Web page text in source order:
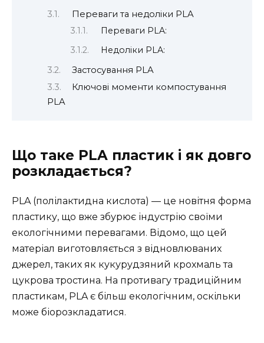
Переваги та недоліки PLA
Переваги PLA:
Недоліки PLA:
Застосування PLA
Ключові моменти компостування
PLA
Що таке PLA пластик і як довго
розкладається?
PLA (полілактидна кислота) — це новітня форма
пластику, що вже збурює індустрію своїми
екологічними перевагами. Відомо, що цей
матеріал виготовляється з відновлюваних
джерел, таких як кукурудзяний крохмаль та
цукрова тростина. На противагу традиційним
пластикам, PLA є більш екологічним, оскільки
може біорозкладатися.